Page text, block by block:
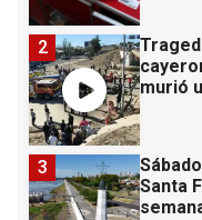
murió
2
Santa
3